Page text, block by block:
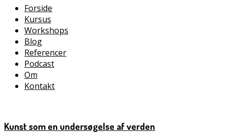
Forside
Kursus
Workshops
Blog
Referencer
Podcast
Om
Kontakt
Kunst som en undersøgelse af verden